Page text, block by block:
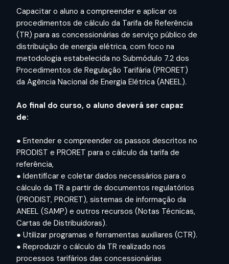
Capacitar o aluno a compreender e aplicar os
procedimentos de cálculo da Tarifa de Referência
(TR) para as concessionárias de serviço público de
distribuição de energia elétrica, com foco na
metodologia estabelecida no Submódulo 7.2 dos
Procedimentos de Regulação Tarifária (PRORET)
da Agência Nacional de Energia Elétrica (ANEEL).
Ao final do curso, o aluno deverá ser capaz
de:
● Entender e compreender os passos descritos no
PRODIST e PRORET para o cálculo da tarifa de
referência,
● Identificar e coletar dados necessários para o
cálculo da TR a partir de documentos regulatórios
(PRODIST, PRORET), sistemas de informação da
ANEEL (SAMP) e outros recursos (Notas Técnicas,
Cartas de Distribuidoras).
● Utilizar programas e ferramentas auxiliares (CTR).
● Reproduzir o cálculo da TR realizado nos
processos tarifários das concessionárias